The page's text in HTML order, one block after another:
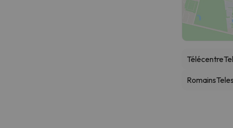
Télécentre
Romains